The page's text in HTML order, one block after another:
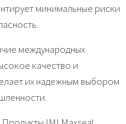
минимальные риски
международных
качество и
их надежным выбором